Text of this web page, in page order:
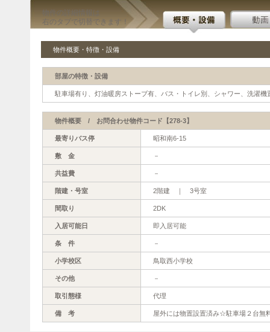
物件の詳細情報は
右のタブで切替できます！
物件概要・特徴・設備
部屋の特徴・設備
駐車場有り、灯油暖房ストーブ有、バス・トイレ別、シャワー、洗濯
物件概要 / お問合わせ物件コード【278-3】
最寄りバス停 昭和南6-15
敷 金 －
共益費 －
階建・号室 2階建 ｜ 3号室
間取り 2DK
入居可能日 即入居可能
条 件 －
小学校区 鳥取西小学校
その他 －
取引態様 代理
備 考 屋外には物置設置済み☆駐車場２台無